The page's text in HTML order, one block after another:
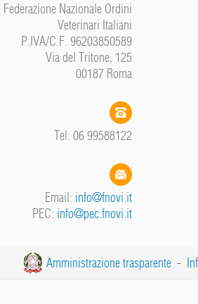
Federazione Nazionale Ordini
Veterinari Italiani
P.IVA/C.F. 96203850589
Via del Tritone, 125
00187 Roma
Tel: 06 99588122
Email: info@fnovi.it
PEC: info@pec.fnovi.it
Amministrazione trasparente-